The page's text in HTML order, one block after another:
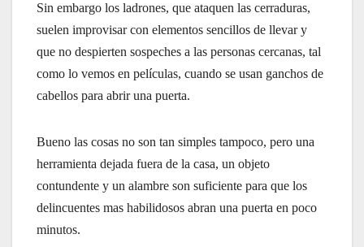
Sin embargo los ladrones, que ataquen las cerraduras,
suelen improvisar con elementos sencillos de llevar y
que no despierten sospeches a las personas cercanas, tal
como lo vemos en películas, cuando se usan ganchos de
cabellos para abrir una puerta.
Bueno las cosas no son tan simples tampoco, pero una
herramienta dejada fuera de la casa, un objeto
contundente y un alambre son suficiente para que los
delincuentes mas habilidosos abran una puerta en poco
minutos.